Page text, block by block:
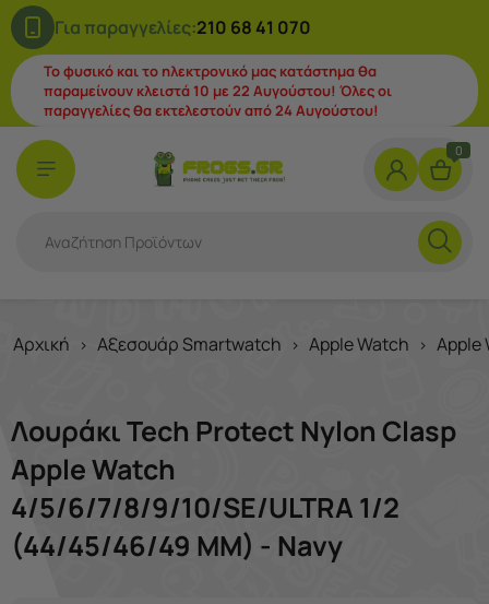
Για παραγγελίες:210 68 41 070
Το φυσικό και το ηλεκτρονικό μας κατάστημα θα
παραμείνουν κλειστά 10 με 22 Αυγούστου! Όλες οι
παραγγελίες θα εκτελεστούν από 24 Αυγούστου!
0
Αρχική > Αξεσουάρ Smartwatch > Apple Watch > Apple
Λουράκι Tech Protect Nylon Clasp
Apple Watch
4/5/6/7/8/9/10/SE/ULTRA 1/2
(44/45/46/49 MM) - Navy